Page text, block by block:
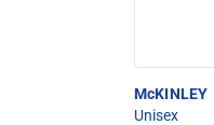
McKINLEY
Unisex